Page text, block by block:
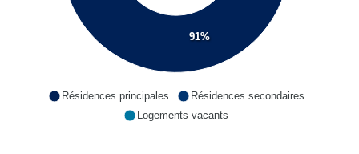
91%
Résidences principales
Résidences secondaires
Logements vacants